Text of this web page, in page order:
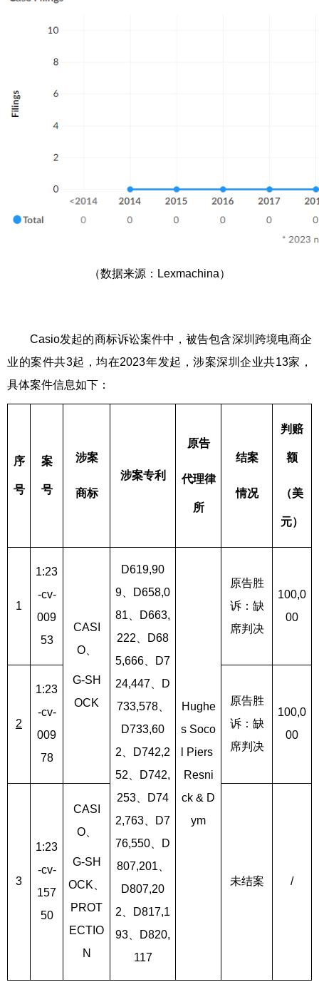
（数据来源：Lexmachina）
Casio发起的商标诉讼案件中，被告包含深圳跨境电商企
业的案件共3起，均在2023年发起，涉案深圳企业共13家，
具体案件信息如下：
序
号
案
号
涉案
商标
涉案专利
原告
代理律
所
结案
情况
判赔
额
（美
元）
1
1:23
-cv-
009
53
CASI
O、
G-SH
OCK
D619,90
9、D658,0
81、D663,
222、D68
5,666、D7
24,447、D
733,578、
D733,60
2、D742,2
52、D742,
253、D74
2,763、D7
76,550、D
807,201、
D807,20
2、D817,1
93、D820,
117
Hughe
s Soco
l Piers
Resni
ck & D
ym
原告胜
诉：缺
席判决
100,0
00
2
1:23
-cv-
009
78
原告胜
诉：缺
席判决
100,0
00
3
1:23
-cv-
157
50
CASI
O、
G-SH
OCK、
PROT
ECTIO
N
未结案 /